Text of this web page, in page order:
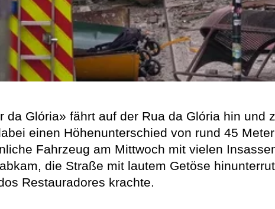
Glória» fährt auf der Rua da Glória hin und
einen Höhenunterschied von rund 45
Fahrzeug am Mittwoch mit vielen
die Straße mit lautem Getöse
Restauradores krachte.